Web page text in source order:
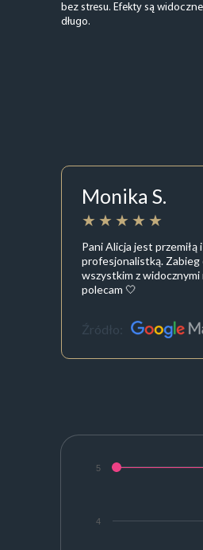
bez stresu. Efekty są
długo.
Monika S.
Pani Alicja jest przemiłą
profesjonalistką. Zabieg
wszystkim z
polecam 🤍
Źródło:
4
5